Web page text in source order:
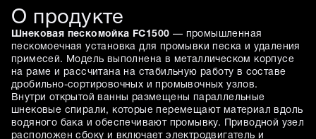
О продукте
Шнековая пескомойка FC1500 — промышленная
пескомоечная установка для промывки песка и удаления
примесей. Модель выполнена в металлическом корпусе
на раме и рассчитана на стабильную работу в составе
дробильно-сортировочных и промывочных узлов.
Внутри открытой ванны размещены параллельные
шнековые спирали, которые перемещают материал вдоль
водяного бака и обеспечивают промывку. Приводной узел
расположен сбоку и включает электродвигатель и